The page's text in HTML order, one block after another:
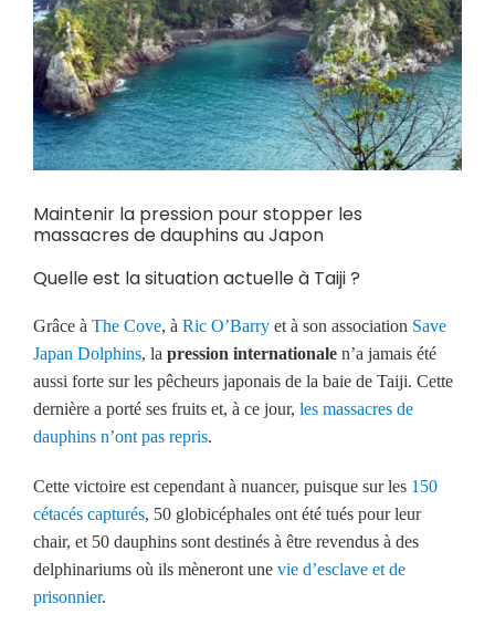
Maintenir la pression pour stopper les
massacres de dauphins au Japon
Quelle est la situation actuelle à Taiji ?
Grâce à The Cove, à Ric O’Barry et à son association Save
Japan Dolphins, la pression internationale n’a jamais été
aussi forte sur les pêcheurs japonais de la baie de Taiji. Cette
dernière a porté ses fruits et, à ce jour, les massacres de
dauphins n’ont pas repris.
Cette victoire est cependant à nuancer, puisque sur les 150
cétacés capturés, 50 globicéphales ont été tués pour leur
chair, et 50 dauphins sont destinés à être revendus à des
delphinariums où ils mèneront une vie d’esclave et de
prisonnier.